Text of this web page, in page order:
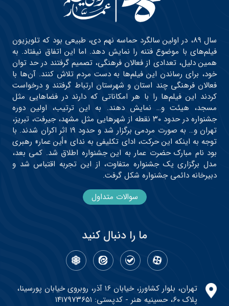
سال ۸۹، در اولین سالگرد حماسه نهم دی، طبیعی بود که تلویزیون
فیلم‌های با موضوع فتنه را نمایش دهد. اما این اتفاق نیفتاد. به
همین دلیل، تعدادی از فعالان فرهنگی، تصمیم گرفتند در حد توان
خود، برای رساندن این فیلم‌ها به دست مردم تلاش کنند. آن‌ها با
فعالان فرهنگی چند استان و شهرستان ارتباط گرفتند و درخواست
کردند این فیلم‌ها را با هر امکاناتی که دارند در فضاهایی مثل
مسجد، هیئت و… نمایش دهند. به این ترتیب، اولین دوره
جشنواره در حدود ۳۰ نقطه از شهرهایی مثل مشهد، جیرفت، تبریز،
تهران و… به صورت مردمی برگزار شد و حدود ۱۹ اثر اکران شدند. با
توجه به اینکه این حرکت، ادای تکلیفی به ندای «أین عمار» رهبری
بود نام مبارک حضرت عمار به این جشنواره اطلاق شد. کمی بعد،
مدل برگزاری یک جشنواره متفاوت، از این تجربه اقتباس شد و
دبیرخانه دائمی جشنواره شکل گرفت.
سوالات متداول
ما را دنبال کنید
تهران، بلوار کشاورز، خیابان ۱۶ آذر، روبروی خیابان پورسینا،
پلاک ۶۰، حسینیه هنر - کدپستی: ۱۴۱۷۹۷۳۶۵۱